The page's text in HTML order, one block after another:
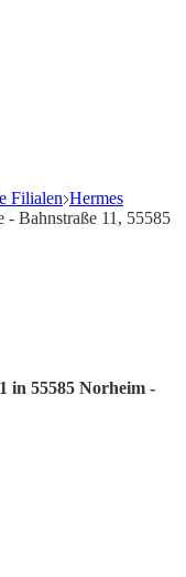
Filialen Hermes
- Bahnstraße 11, 55585
in 55585 Norheim -